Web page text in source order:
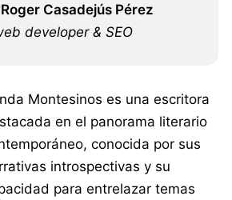
Roger Casadejús Pérez
developer & SEO
Montesinos es una escritora
en el panorama literario
conocida por sus
introspectivas y su
para entrelazar temas